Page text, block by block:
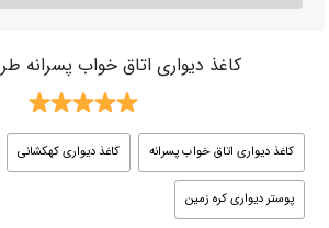
کاغذ دیواری اتاق خواب پسرانه
کاغذ دیواری اتاق خواب پسرانه کاغذ دیواری کهکشانی
پوستر دیواری کره زمین